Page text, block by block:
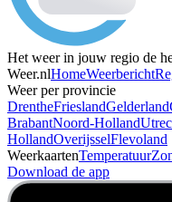
Het weer in jouw regio de
Weer.nlHomeWeerbericht
Weer per provincie
DrentheFrieslandGelderland
BrabantNoord-Holland
HollandOverijsselFlevoland
WeerkaartenTemperatuur
Download de app